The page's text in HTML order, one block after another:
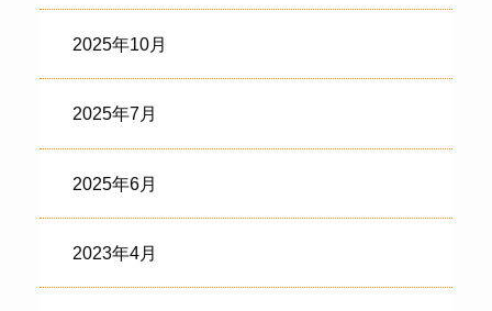
2025年10月
2025年7月
2025年6月
2023年4月